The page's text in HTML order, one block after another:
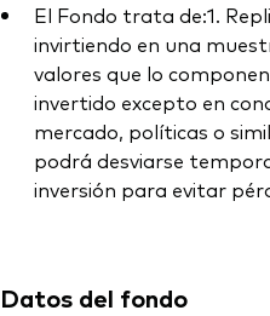
El Fondo trata de:1.
invirtiendo en una
valores que lo
invertido excepto en
mercado, políticas o
podrá desviarse
inversión para evitar
Datos del fondo